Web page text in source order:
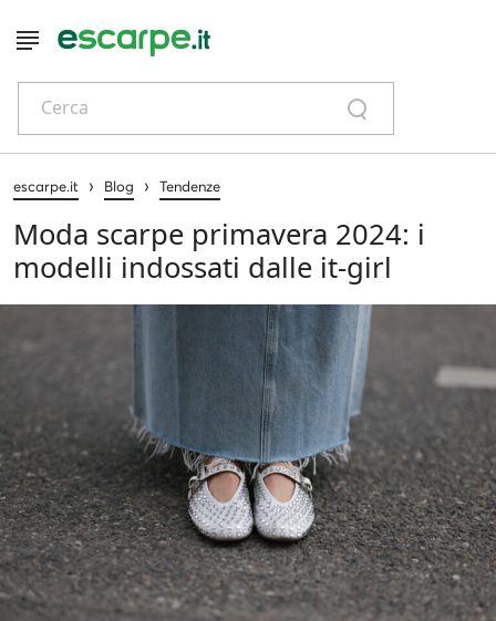
Cerca
escarpe.it › Blog › Tendenze
Moda scarpe primavera 2024: i
modelli indossati dalle it-girl
Tendenze